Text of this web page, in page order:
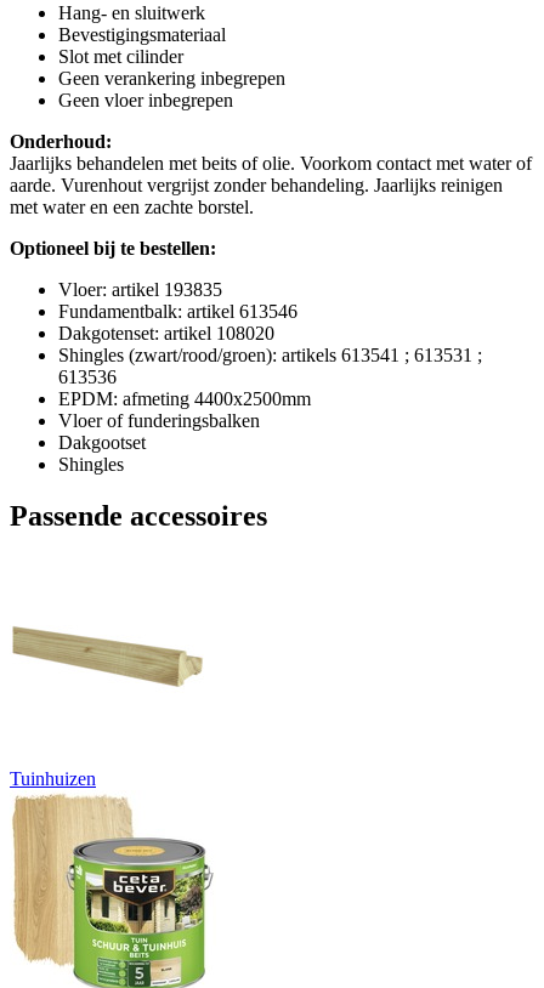
Hang- en sluitwerk
Bevestigingsmateriaal
Slot met cilinder
Geen verankering inbegrepen
Geen vloer inbegrepen
Onderhoud:
Jaarlijks behandelen met beits of olie. Voorkom contact met water of
aarde. Vurenhout vergrijst zonder behandeling. Jaarlijks reinigen
met water en een zachte borstel.
Optioneel bij te bestellen:
Vloer: artikel 193835
Fundamentbalk: artikel 613546
Dakgotenset: artikel 108020
Shingles (zwart/rood/groen): artikels 613541 ; 613531 ;
613536
EPDM: afmeting 4400x2500mm
Vloer of funderingsbalken
Dakgootset
Shingles
Passende accessoires
Tuinhuizen